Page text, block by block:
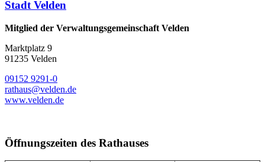
Stadt Velden
Mitglied der Verwaltungsgemeinschaft Velden
Marktplatz 9
91235 Velden
09152 9291-0
rathaus@velden.de
www.velden.de
Öffnungszeiten des Rathauses